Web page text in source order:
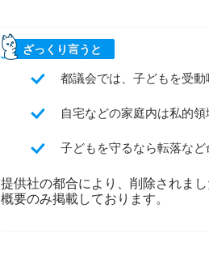
ざっくり言うと
都議会では、子どもを受
自宅などの家庭内は私的
子どもを守るなら転落な
提供社の都合により、削除されまし
概要のみ掲載しております。